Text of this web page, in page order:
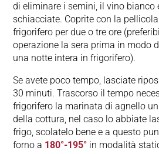
di eliminare i semini, il vino bianco
schiacciate. Coprite con la
frigorifero per due o tre ore
operazione la sera prima in modo
una notte intera in frigorifero).
Se avete poco tempo, lasciate
30 minuti. Trascorso il tempo
frigorifero la marinata di agnello
della cottura, nel caso lo abbiate
frigo, scolatelo bene e a questo
forno a 180°-195° in modalità